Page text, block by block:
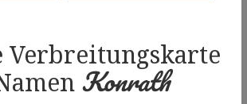
Verbreitungskarte
Konrath